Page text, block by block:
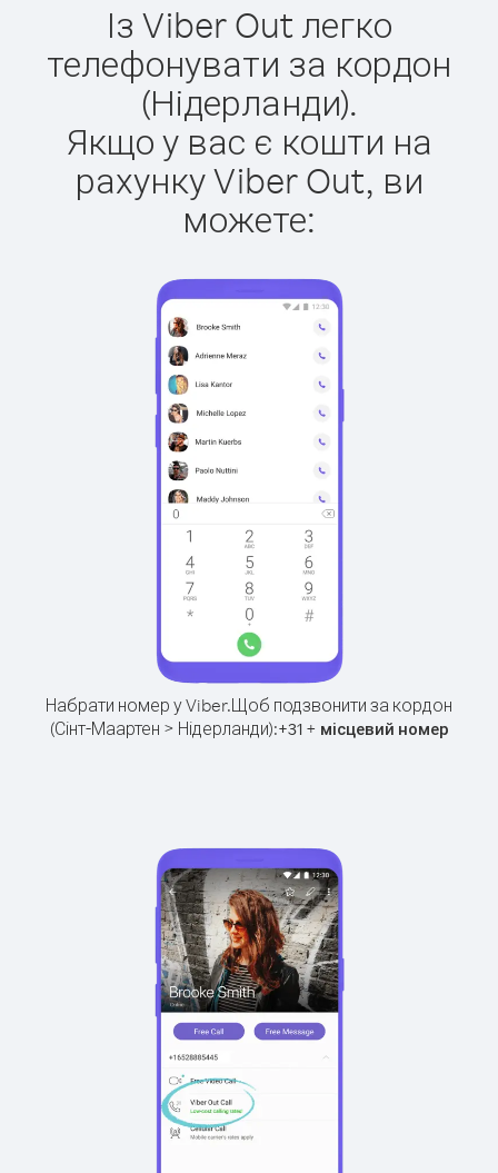
Із Viber Out легко
телефонувати за кордон
(Нідерланди).
Якщо у вас є кошти на
рахунку Viber Out, ви
можете:
Набрати номер у Viber.Щоб подзвонити за кордон
(Сінт-Маартен > Нідерланди):+31+ місцевий номер